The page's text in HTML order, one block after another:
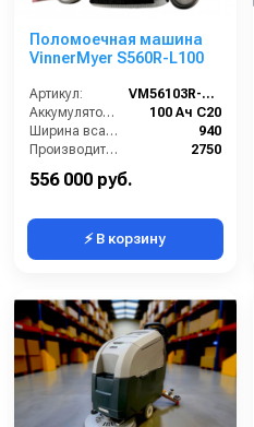
Поломоечная машина
VinnerMyer S560R-L100
Артикул:
VM56103R-L100
Аккумулятор АКБ (В/А·ч):
100 Ач С20
Ширина всасывающей балки (мм):
940
Производительность по площади (м2/ч):
2750
556 000 руб.
⚡ В корзину